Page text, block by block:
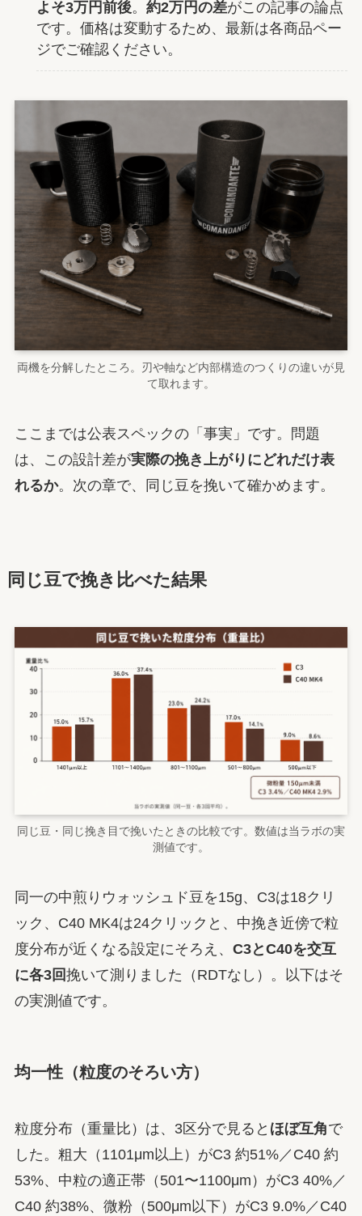
よそ3万円前後。 約2万円の差がこの記事の論点
です。価格は変動するため、最新は各商品ペー
ジでご確認ください。
両機を分解したところ。刃や軸など内部構造のつくりの違いが見
て取れます。
ここまでは公表スペックの「事実」です。問題
は、この設計差が実際の挽き上がりにどれだけ表
れるか。次の章で、同じ豆を挽いて確かめます。
同じ豆で挽き比べた結果
同じ豆・同じ挽き目で挽いたときの比較です。数値は当ラボの実
測値です。
同一の中煎りウォッシュド豆を15g、C3は18クリ
ック、C40 MK4は24クリックと、中挽き近傍で粒
度分布が近くなる設定にそろえ、 C3とC40を交互
に各3回挽いて測りました（RDTなし）。以下はそ
の実測値です。
均一性（粒度のそろい方）
粒度分布（重量比）は、3区分で見ると ほぼ互角で
した。粗大（1101μm以上）がC3 約51%／C40 約
53%、中粒の適正帯（501〜1100μm）がC3 40%／
C40 約38%、微粉（500μm以下）がC3 9.0%／C40